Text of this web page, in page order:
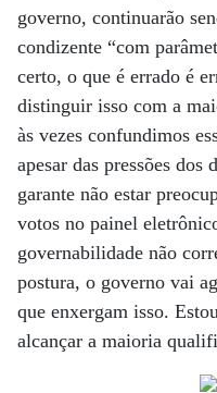
governo, continuarão
condizente “com
certo, o que é errado é
distinguir isso com a
às vezes confundimos
apesar das pressões
garante não estar
votos no painel
governabilidade não
postura, o governo vai
que enxergam isso.
alcançar a maioria